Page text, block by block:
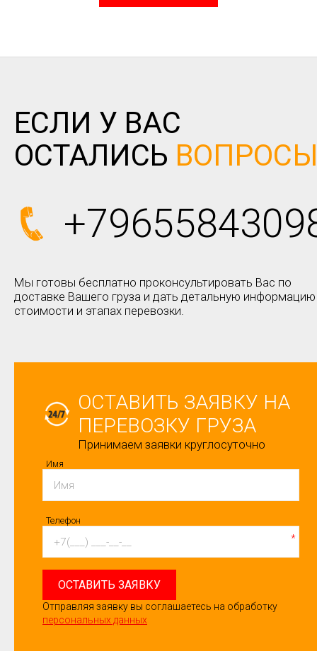
ЕСЛИ У ВАС
ОСТАЛИСЬ
Мы готовы бесплатно проконсультировать Вас по
доставке Вашего груза и дать детальную
стоимости и этапах перевозки.
ОСТАВИТЬ ЗАЯВКУ НА
ПЕРЕВОЗКУ ГРУЗА
Принимаем заявки круглосуточно
Имя
Телефон
*
ОСТАВИТЬ ЗАЯВКУ
Отправляя заявку вы соглашаетесь на обработку
персональных данных